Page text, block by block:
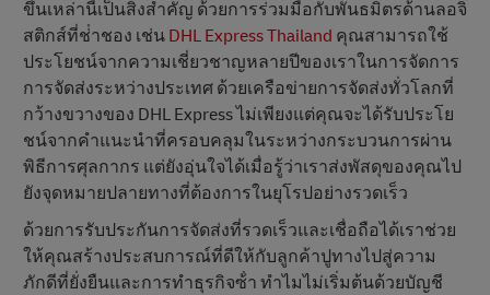
ขึ้นเหล่านี้เป็นสิ่งสําคัญ ด้วยการร่วมมือกับพันธมิตรด้านลอจิ
สติกส์ที่ช่ําชอง เช่น DHL Express Thailand คุณสามารถใช้
ประโยชน์จากความเชี่ยวชาญหลายปีของเราในการจัดการ
การจัดส่งระหว่างประเทศ ด้วยเครือข่ายการจัดส่งทั่วโลกที่
กว้างขวางของ DHL Express ไม่เพียงแต่คุณจะได้รับประโย
ชน์จากคําแนะนําที่ครอบคลุมในระหว่างกระบวนการผ่าน
พิธีการศุลกากร แต่ยังอุ่นใจได้เมื่อรู้ว่าเราส่งพัสดุของคุณไป
ยังจุดหมายปลายทางที่ต้องการในยุโรปอย่างรวดเร็ว
ด้วยการรับประกันการจัดส่งที่รวดเร็วและเชื่อถือได้เราช่วย
ให้คุณสร้างประสบการณ์ที่ดีให้กับลูกค้าปูทางไปสู่ความ
ภักดีที่ยั่งยืนและการทําธุรกิจซ้ํา ทําไมไม่เริ่มต้นด้วยบัญชี